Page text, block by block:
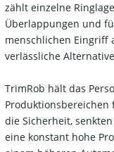
zählt einzelne
Überlappungen und
menschlichen Eingriff
verlässliche
TrimRob hält das
die Sicherheit,
eine konstant hohe